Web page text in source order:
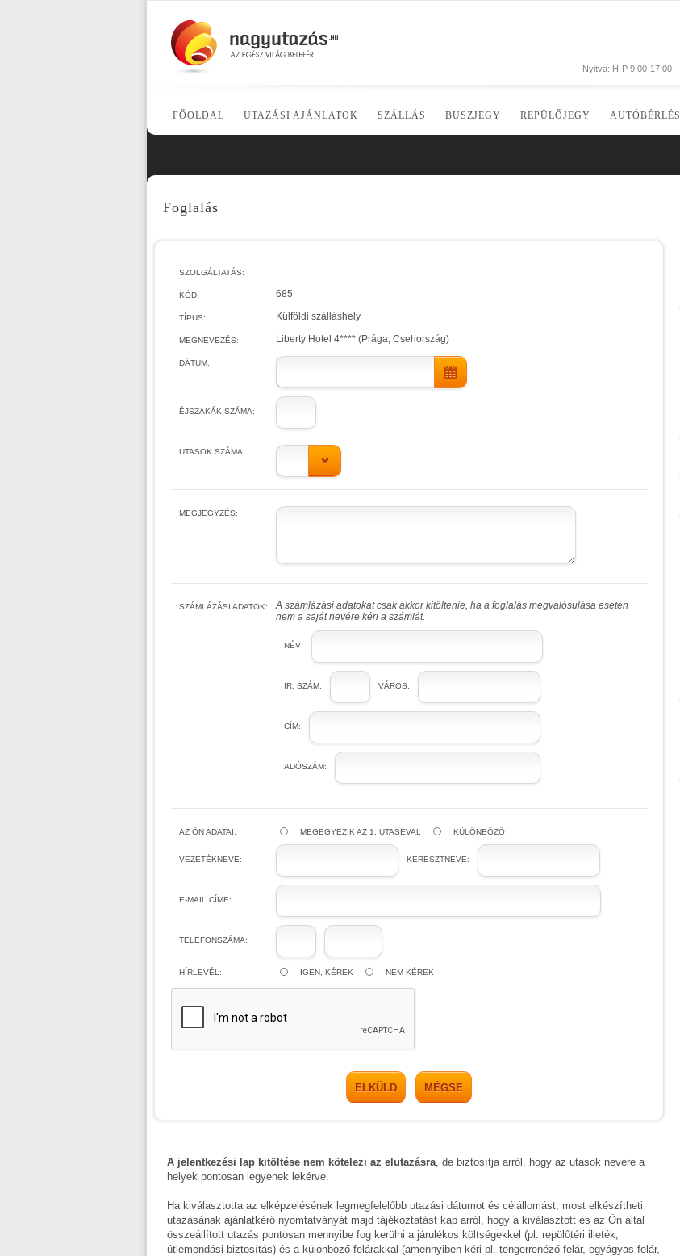
Nyitva: H-P 9:00-17:00
FŐOLDAL UTAZÁSI AJÁNLATOK SZÁLLÁS BUSZJEGY REPÜLŐJEGY AUTÓBÉRLÉS
Foglalás
SZOLGÁLTATÁS:
KÓD: 685
TÍPUS: Külföldi szálláshely
MEGNEVEZÉS: Liberty Hotel 4**** (Prága, Csehország)
DÁTUM:
ÉJSZAKÁK SZÁMA:
UTASOK SZÁMA:
MEGJEGYZÉS:
SZÁMLÁZÁSI ADATOK:
A számlázási adatokat csak akkor kitöltenie, ha a foglalás megvalósulása esetén
nem a saját nevére kéri a számlát.
NÉV:
IR. SZÁM: VÁROS:
CÍM:
ADÓSZÁM:
AZ ÖN ADATAI: MEGEGYEZIK AZ 1. UTASÉVAL KÜLÖNBÖZŐ
VEZETÉKNEVE: KERESZTNEVE:
E-MAIL CÍME:
TELEFONSZÁMA:
HÍRLEVÉL: IGEN, KÉREK NEM KÉREK
ELKÜLD MÉGSE
A jelentkezési lap kitöltése nem kötelezi az elutazásra, de biztosítja arról, hogy az utasok nevére a
helyek pontosan legyenek lekérve.
Ha kiválasztotta az elképzelésének legmegfelelőbb utazási dátumot és célállomást, most elkészítheti
utazásának ajánlatkérő nyomtatványát majd tájékoztatást kap arról, hogy a kiválasztott és az Ön által
összeállított utazás pontosan mennyibe fog kerülni a járulékos költségekkel (pl. repülőtéri illeték,
útlemondási biztosítás) és a különböző felárakkal (amennyiben kéri pl. tengerrenéző felár, egyágyas felár,